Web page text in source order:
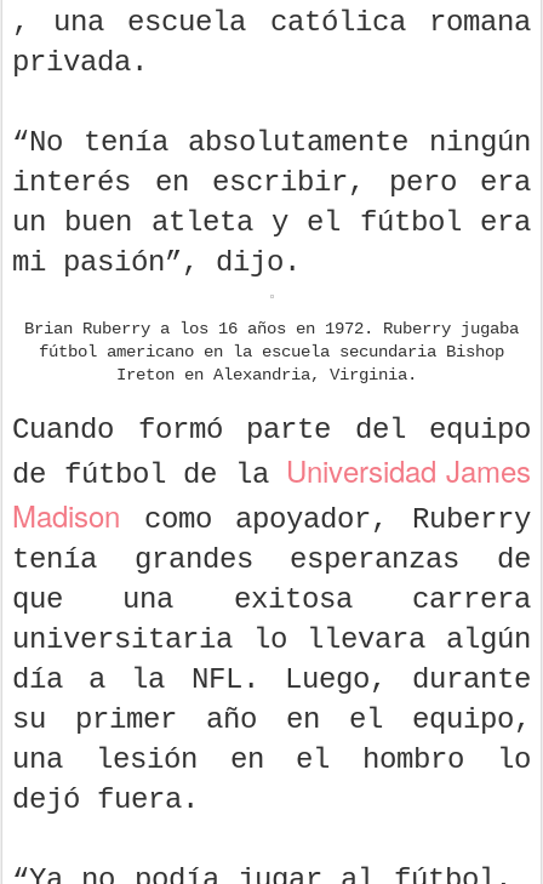
, una escuela católica romana
privada.
“No tenía absolutamente ningún
interés en escribir, pero era
un buen atleta y el fútbol era
mi pasión”, dijo.
Brian Ruberry a los 16 años en 1972. Ruberry jugaba
fútbol americano en la escuela secundaria Bishop
Ireton en Alexandria, Virginia.
Cuando formó parte del equipo
de fútbol de la Universidad James
Madison como apoyador, Ruberry
tenía grandes esperanzas de
que una exitosa carrera
universitaria lo llevara algún
día a la NFL. Luego, durante
su primer año en el equipo,
una lesión en el hombro lo
dejó fuera.